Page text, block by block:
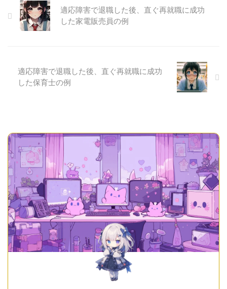
アとしての再就職に成功し、適応
障害も徐々に改善しました。適応
障害に苦しむ方々の再就職は困難
ます。 その場合、どのように引
き止めてくる人を説得し、退職す
べきか判断すれば良いのか？この
適応障害で退職した後、直ぐ再就職に成功
した家電販売員の例
適応障害で退職した後、直ぐ再就職に成功
した保育士の例